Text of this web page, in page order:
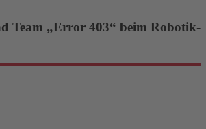
Team „Error 403“ beim Robotik-